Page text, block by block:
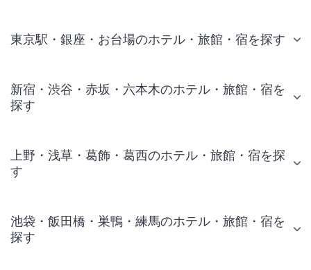
東京駅・銀座・お台場のホテル・旅館・宿を探す
新宿・渋谷・赤坂・六本木のホテル・旅館・宿を
探す
上野・浅草・葛飾・葛西のホテル・旅館・宿を探
す
池袋・飯田橋・巣鴨・練馬のホテル・旅館・宿を
探す